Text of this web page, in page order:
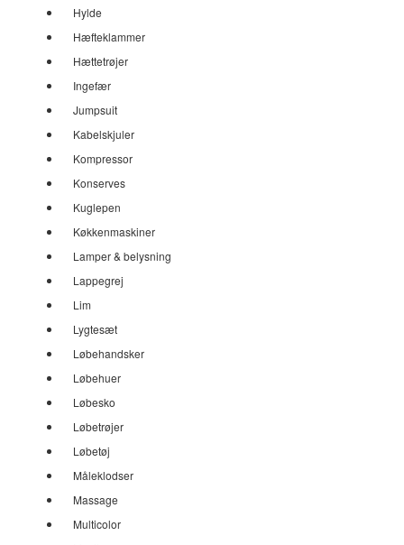
Hylde
Hæfteklammer
Hættetrøjer
Ingefær
Jumpsuit
Kabelskjuler
Kompressor
Konserves
Kuglepen
Køkkenmaskiner
Lamper & belysning
Lappegrej
Lim
Lygtesæt
Løbehandsker
Løbehuer
Løbesko
Løbetrøjer
Løbetøj
Måleklodser
Massage
Multicolor